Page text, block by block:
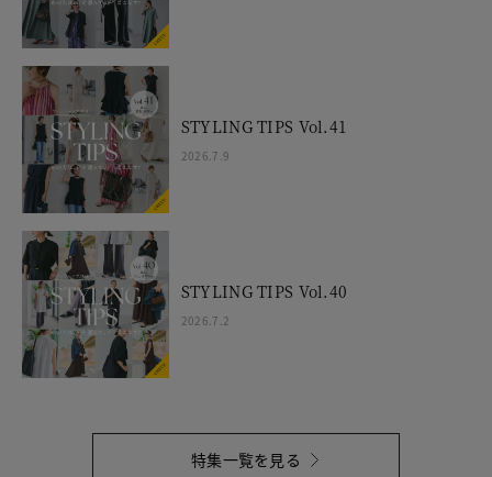
STYLING TIPS Vol.41
2026.7.9
STYLING TIPS Vol.40
2026.7.2
特集一覧を見る